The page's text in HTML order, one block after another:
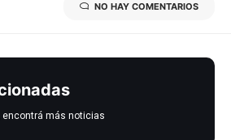
NO HAY COMENTARIOS
encontrá más noticias